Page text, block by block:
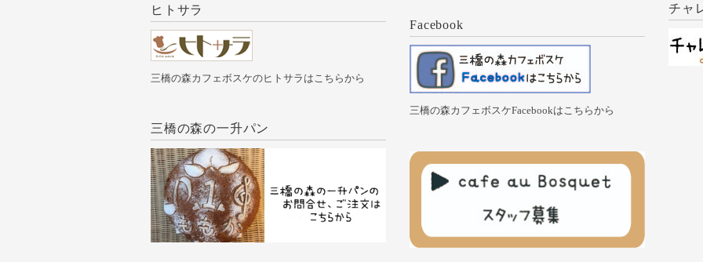
ヒトサラ
三橋の森カフェボスケのヒトサラはこちらから
三橋の森の一升パン
Facebook
三橋の森カフェボスケFacebookはこちらから
チャ